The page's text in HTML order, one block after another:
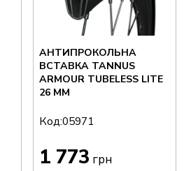
АНТИПРОКОЛЬНА
ВСТАВКА TANNUS
ARMOUR TUBELESS LITE
26 ММ
Код:05971
1 773 грн